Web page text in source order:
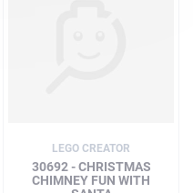
LEGO CREATOR
30692 - CHRISTMAS
CHIMNEY FUN WITH